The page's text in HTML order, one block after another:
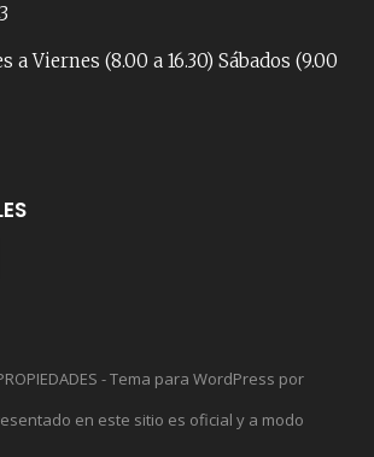
a Viernes (8.00 a 16.30) Sábados (9.00
- Tema para WordPress por
en este sitio es oficial y a modo